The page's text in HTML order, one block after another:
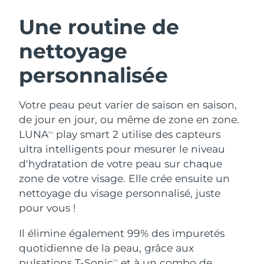
Une routine de
nettoyage
personnalisée
Votre peau peut varier de saison en saison,
de jour en jour, ou même de zone en zone.
LUNATM
play smart 2 utilise des capteurs
ultra intelligents pour mesurer le niveau
d'hydratation de votre peau sur chaque
zone de votre visage. Elle crée ensuite un
nettoyage du visage personnalisé, juste
pour vous !
Il élimine également 99% des impuretés
quotidienne de la peau, grâce aux
TM
Nettoyage du visage
Anti-aging massage
LUNA™ 4 Plus
Massage, LED heating
LUNA™ 4 Men
Lifting
Microcurrent toning
BEAR™ 2 go
Microcurrent toning on-the-go
BEAR™ 2 eyes & lips
Hydratation
UFO™ 3 coffret
Deep facial hydration
Near-infrared and red light therapy
device
Soin bucco-dentaire
issa™ 4
Hybrid silicone sonic toothbrush
Smart hybrid silicone sonic toothbrush
FAQ™ TRAITEMENT ANTI-ÂGE
Anti-âge Traitements LED
Autriche Livraison estimée
Bahreïn
Belgique Livraison estimée
Bermudes Livraison estimée8/15/26
Bosnie-Herzégovine Livraison estimée
Brunei
Bulgarie Livraison estimée8/9/26
Canada
Chili Livraison estimée8/13/26